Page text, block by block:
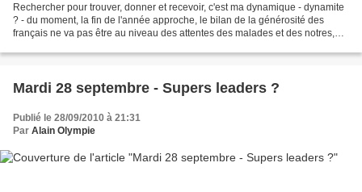
Rechercher pour trouver, donner et recevoir, c'est ma dynamique - dynamite
? - du moment, la fin de l'année approche, le bilan de la générosité des
français ne va pas être au niveau des attentes des malades et des notres,
Mardi 28 septembre - Supers leaders ?
Publié le 28/09/2010 à 21:31
Par Alain Olympie